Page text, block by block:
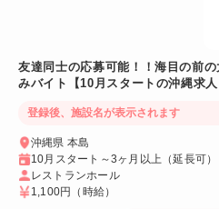
友達同士の応募可能！！海目の前
みバイト【10月スタートの沖縄求人
登録後、施設名が表示されます
沖縄県 本島
10月スタート～3ヶ月以上（延長可）
レストランホール
1,100円
（時給）